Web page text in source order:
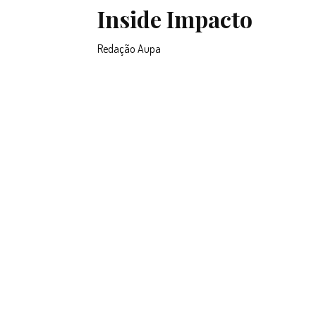
Inside Impacto
Redação Aupa